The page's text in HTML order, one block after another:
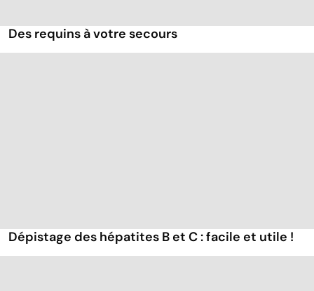
Des requins à votre secours
Dépistage des hépatites B et C : facile et utile !